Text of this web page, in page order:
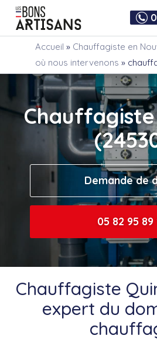
Accueil » Chauffagiste en
où nous intervenons »
Chauffagiste
Demande de
05 82 95 89
Chauffagiste
expert du